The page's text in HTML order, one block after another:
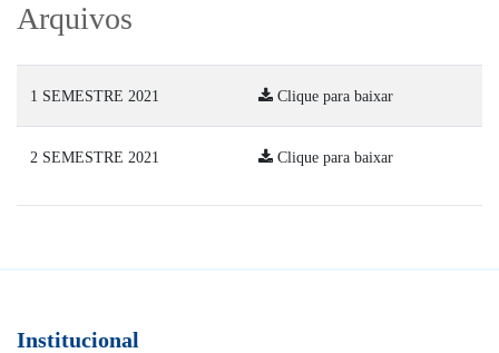
Arquivos
1 SEMESTRE 2021 Clique para baixar
2 SEMESTRE 2021 Clique para baixar
Institucional